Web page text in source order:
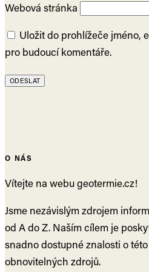
Webová stránka
Uložit do prohlížeče jméno,
pro budoucí komentáře.
O NÁS
Vítejte na webu geotermie.cz!
Jsme nezávislým zdrojem
od A do Z. Naším cílem je
snadno dostupné znalosti o
obnovitelných zdrojů.